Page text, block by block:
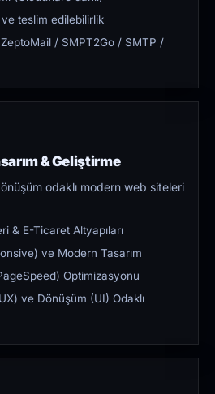
teslim edilebilirlik
/ SMPT2Go / SMTP /
& Geliştirme
odaklı modern web siteleri
& E-Ticaret Altyapıları
ve Modern Tasarım
Optimizasyonu
ve Dönüşüm (UI) Odaklı